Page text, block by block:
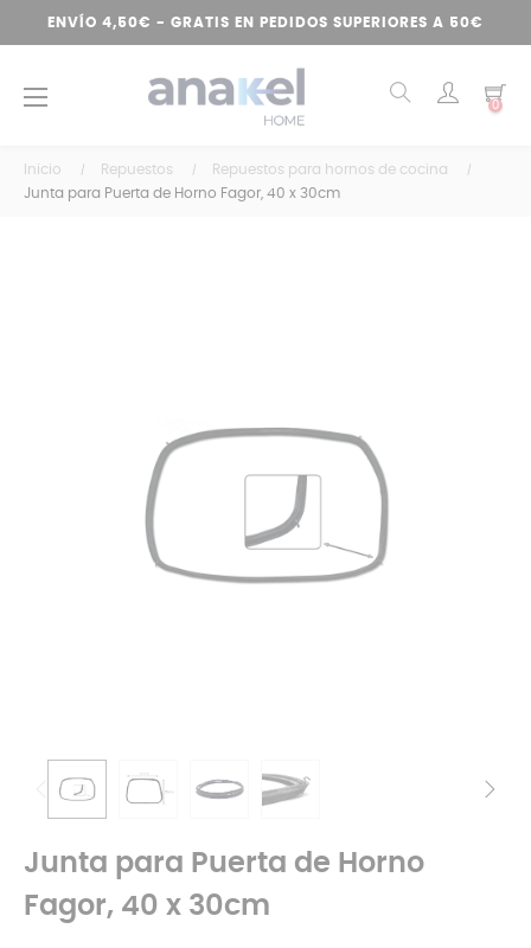
ENVÍO 4,50€ - GRATIS EN PEDIDOS SUPERIORES A 50€
Navegación
☰ 0
Inicio Repuestos
Repuestos para hornos de cocina
Junta para Puerta de Horno Fagor, 40 x 30cm
Junta para Puerta de Horno
Fagor, 40 x 30cm